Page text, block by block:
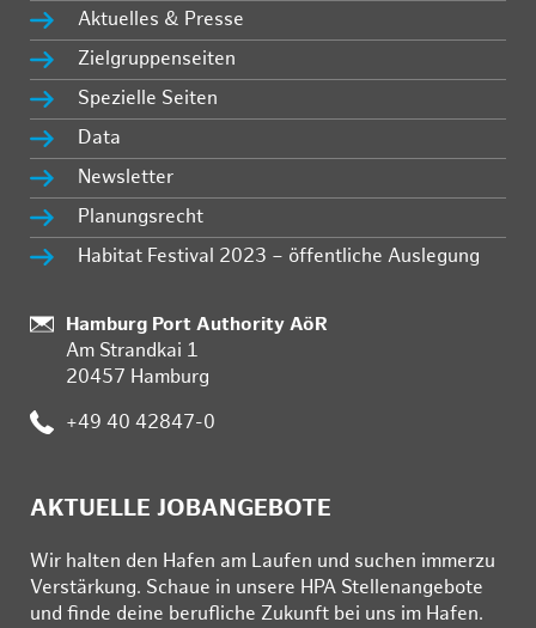
Aktuelles & Presse
Zielgruppenseiten
Spezielle Seiten
Data
Newsletter
Planungsrecht
Habitat Festival 2023 – öffentliche Auslegung
Standort:
Hamburg Port Authority AöR
Am Strandkai 1
20457 Hamburg
Telefon:
+49 40 42847-0
AKTUELLE JOBANGEBOTE
Wir hal­ten den Ha­fen am Lau­fen und su­chen im­mer­zu
Ver­stär­kung. Schau­e in un­se­re HPA Stel­len­an­ge­bo­te
und fin­de deine be­ruf­li­che Zu­kunft bei uns im Ha­fen.